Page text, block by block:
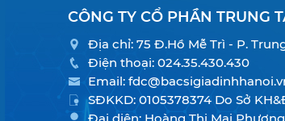
CÔNG TY CỔ PHẦN TRUNG
Địa chỉ: 75 Đ.Hồ Mễ Trì - P.
Điện thoại: 024.35.430.430
Email:
SĐKKD: 0105378374 Do Sở